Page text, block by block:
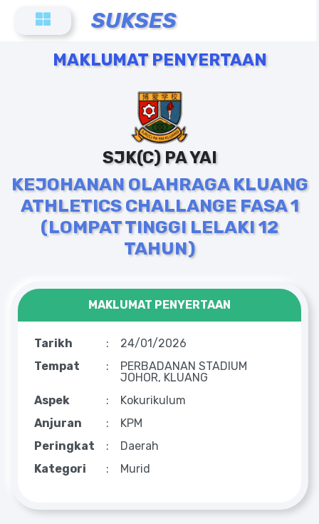
SUKSES
MAKLUMAT PENYERTAAN
SJK(C) PA YAI
KEJOHANAN OLAHRAGA KLUANG
ATHLETICS CHALLANGE FASA 1
(LOMPAT TINGGI LELAKI 12
TAHUN)
MAKLUMAT PENYERTAAN
Tarikh :
24/01/2026
Tempat
:
PERBADANAN STADIUM
JOHOR, KLUANG
Aspek
:
Kokurikulum
Anjuran
:
KPM
Peringkat
:
Daerah
Kategori
: Murid